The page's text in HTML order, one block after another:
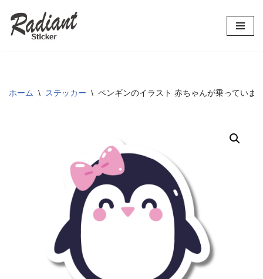
コ
ツ
ホーム \ ステッカー \ ペンギンのイラスト 赤ちゃんが乗っていま